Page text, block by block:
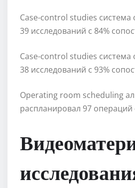
Case-control studies
39 исследований с 84%
Case-control studies
38 исследований с 93%
Operating room scheduling
распланировал 97 операций